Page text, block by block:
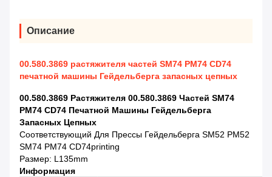
Описание
00.580.3869 растяжителя частей SM74 PM74 CD74
печатной машины Гейдельберга запасных цепных
00.580.3869 Растяжителя 00.580.3869 Частей SM74
PM74 CD74 Печатной Машины Гейдельберга
Запасных Цепных
Соответствующий Для Прессы Гейдельберга SM52 PM52
SM74 PM74 CD74printing
Размер: L135mm
Информация